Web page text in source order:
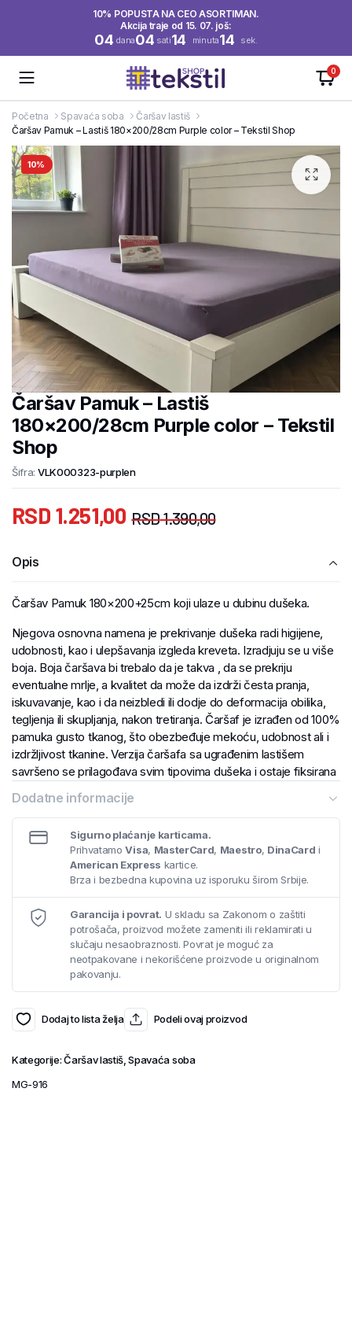
10% POPUSTA NA CEO ASORTIMAN.
Akcija traje od 15. 07. još:
04 dana04 sati14 minuta13 sek.
0
Početna Spavaća soba
Čaršav lastiš
Čaršav Pamuk – Lastiš 180×200/28cm Purple color – Tekstil Shop
10%
Čaršav Pamuk – Lastiš
180×200/28cm Purple color – Tekstil
Shop
Šifra: VLK000323-purplen
RSD1.390,00
RSD 1.251,00
Opis
Čaršav Pamuk 180×200+25cm koji ulaze u dubinu dušeka.
Njegova osnovna namena je prekrivanje dušeka radi higijene,
udobnosti, kao i ulepšavanja izgleda kreveta. Izradjuju se u više
boja. Boja čaršava bi trebalo da je takva , da se prekriju
eventualne mrlje, a kvalitet da može da izdrži česta pranja,
iskuvavanje, kao i da neizbledi ili dodje do deformacija obilika,
tegljenja ili skupljanja, nakon tretiranja. Čaršaf je izrađen od 100%
pamuka gusto tkanog, što obezbeđuje mekoću, udobnost ali i
izdržljivost tkanine. Verzija čaršafa sa ugrađenim lastišem
savršeno se prilagođava svim tipovima dušeka i ostaje fiksirana
Dodatne informacije
Sigurno plaćanje karticama.
PrihvatamoVisa, MasterCard, Maestro, DinaCard i
American Express kartice.
Brza i bezbedna kupovina uz isporuku širom Srbije.
Garancija i povrat. U skladu sa Zakonom o zaštiti
potrošača, proizvod možete zameniti ili reklamirati u
slučaju nesaobraznosti. Povrat je moguć za
neotpakovane i nekorišćene proizvode u originalnom
pakovanju.
Dodaj to lista želja Podeli ovaj proizvod
Kategorije:Čaršav lastiš ,Spavaća soba
MG-916